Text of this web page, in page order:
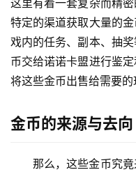
这里有着一套复杂而精
特定的渠道获取大量的
戏内的任务、副本、抽
币交给诺诺卡盟进行鉴
将这些金币出售给需要的
金币的来源与去向
那么，这些金币究